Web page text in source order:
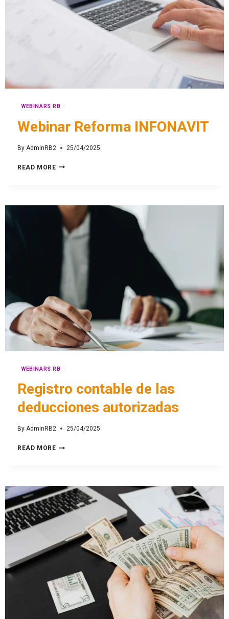
WEBINARS RB
Webinar Reforma INFONAVIT
By AdminRB2 25/04/2025
READ MORE
WEBINARS RB
Registro contable de las
deducciones autorizadas
By AdminRB2 25/04/2025
READ MORE